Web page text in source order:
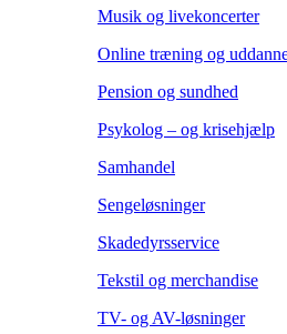
Musik og livekoncerter
Online træning og
Pension og sundhed
Psykolog – og krisehjælp
Samhandel
Sengeløsninger
Skadedyrsservice
Tekstil og merchandise
TV- og AV-løsninger